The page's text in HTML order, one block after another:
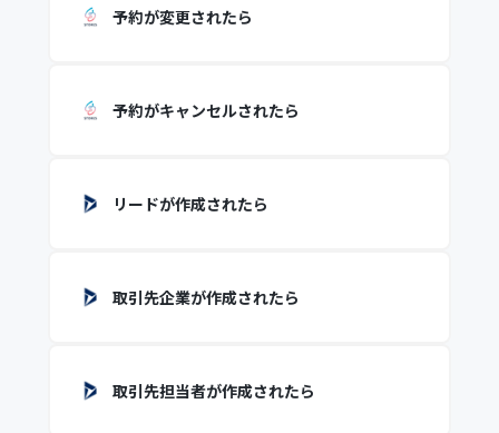
予約が変更されたら
予約がキャンセルされたら
リードが作成されたら
取引先企業が作成されたら
取引先担当者が作成されたら